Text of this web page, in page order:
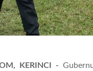
KERINCI -